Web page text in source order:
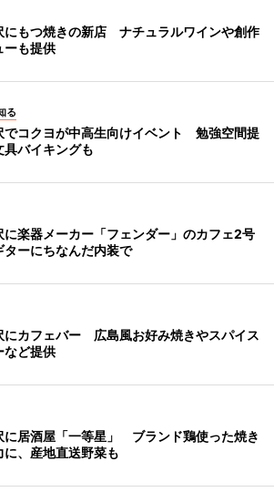
にもつ焼きの新店 ナチュラルワインや創作
ーも提供
る
でコクヨが中高生向けイベント 勉強空間提
バイキングも
に楽器メーカー「フェンダー」のカフェ2号
ーにちなんだ内装で
にカフェバー 広島風お好み焼きやスパイス
など提供
に居酒屋「一等星」 ブランド鶏使った焼き
に、産地直送野菜も